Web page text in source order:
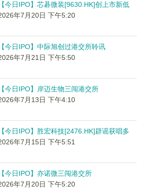
【今日IPO】芯碁微装[9630.HK]创上市新低
年7月20日 下午5:20
【今日IPO】中际旭创过港交所聆讯
年7月21日 下午5:50
【今日IPO】岸迈生物三闯港交所
年7月13日 下午4:10
【今日IPO】胜宏科技[2476.HK]辟谣获唱多
年7月15日 下午5:51
【今日IPO】亦诺微三闯港交所
年7月20日 下午5:20